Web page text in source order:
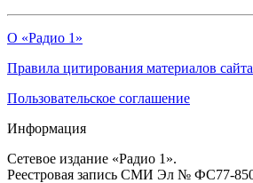
О «Радио 1»
Правила цитирования материалов
Пользовательское соглашение
Информация
Сетевое издание «Радио 1».
Реестровая запись СМИ Эл № ФС77-